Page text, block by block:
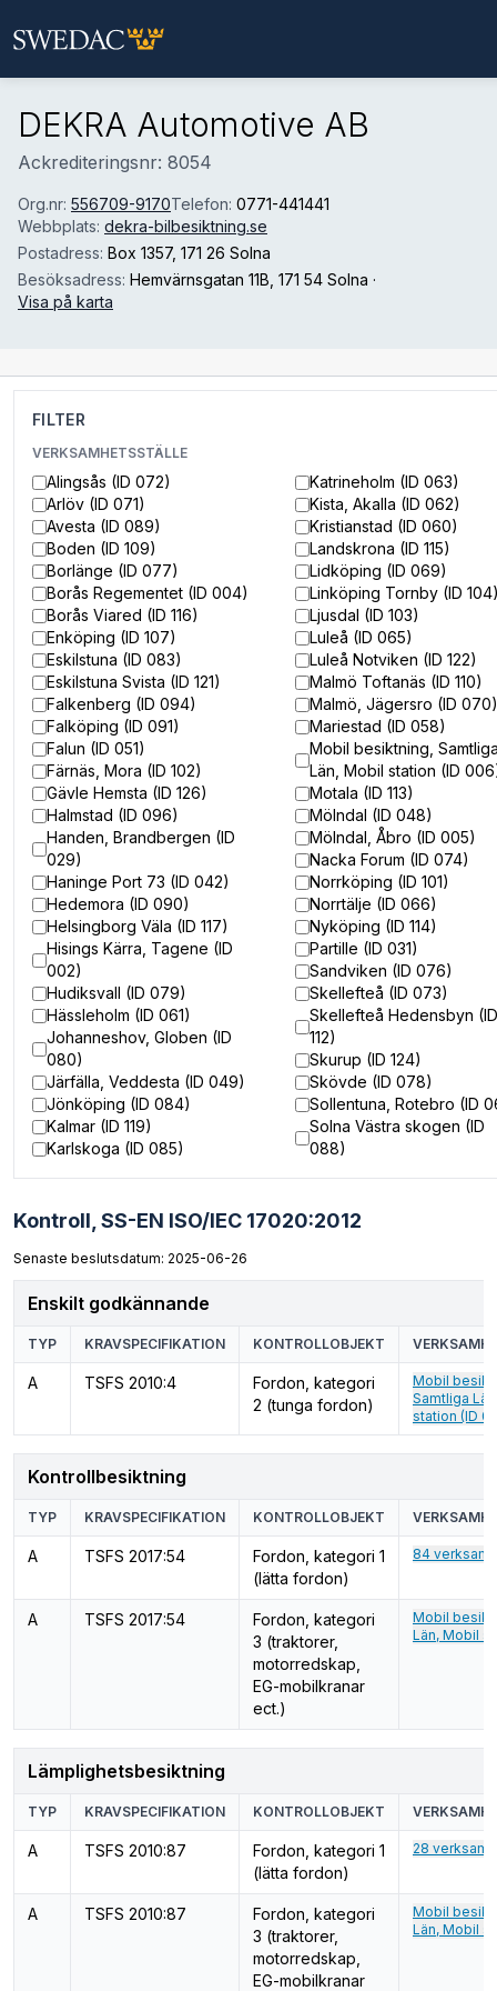
DEKRA Automotive AB
Ackrediteringsnr: 8054
Org.nr: 556709-9170Telefon: 0771-441441
Webbplats: dekra-bilbesiktning.se
Postadress: Box 1357, 171 26 Solna
Besöksadress: Hemvärnsgatan 11B , 171 54 Solna ·
Visa på karta
FILTER
VERKSAMHETSSTÄLLE
Alingsås (ID 072)
Arlöv (ID 071)
Avesta (ID 089)
Boden (ID 109)
Borlänge (ID 077)
Borås Regementet (ID 004)
Borås Viared (ID 116)
Enköping (ID 107)
Eskilstuna (ID 083)
Eskilstuna Svista (ID 121)
Falkenberg (ID 094)
Falköping (ID 091)
Falun (ID 051)
Färnäs, Mora (ID 102)
Gävle Hemsta (ID 126)
Halmstad (ID 096)
Handen, Brandbergen (ID
029)
Haninge Port 73 (ID 042)
Hedemora (ID 090)
Helsingborg Väla (ID 117)
Hisings Kärra, Tagene (ID
002)
Hudiksvall (ID 079)
Hässleholm (ID 061)
Johanneshov, Globen (ID
080)
Järfälla, Veddesta (ID 049)
Jönköping (ID 084)
Kalmar (ID 119)
Karlskoga (ID 085)
Katrineholm (ID 063)
Kista, Akalla (ID 062)
Kristianstad (ID 060)
Landskrona (ID 115)
Lidköping (ID 069)
Linköping Tornby (ID
Ljusdal (ID 103)
Luleå (ID 065)
Luleå Notviken (ID 122)
Malmö Toftanäs (ID 110)
Malmö, Jägersro (ID
Mariestad (ID 058)
Mobil besiktning,
Län, Mobil station (ID
Motala (ID 113)
Mölndal (ID 048)
Mölndal, Åbro (ID 005)
Nacka Forum (ID 074)
Norrköping (ID 101)
Norrtälje (ID 066)
Nyköping (ID 114)
Partille (ID 031)
Sandviken (ID 076)
Skellefteå (ID 073)
Skellefteå Hedensbyn
112)
Skurup (ID 124)
Skövde (ID 078)
Sollentuna, Rotebro (ID
Solna Västra skogen (ID
088)
Kontroll, SS-EN ISO/IEC 17020:2012
Senaste beslutsdatum: 2025-06-26
Enskilt godkännande
TYP KRAVSPECIFIKATION KONTROLLOBJEKT
A TSFS 2010:4
Fordon, kategori
2 (tunga fordon)
Mobil
Samtliga
station (ID
Kontrollbesiktning
TYP KRAVSPECIFIKATION KONTROLLOBJEKT
A TSFS 2017:54
Fordon, kategori 1
(lätta fordon)
84
A TSFS 2017:54
Fordon, kategori
3 (traktorer,
motorredskap,
EG-mobilkranar
ect.)
Mobil
Län, Mobil
Lämplighetsbesiktning
TYP KRAVSPECIFIKATION KONTROLLOBJEKT
A TSFS 2010:87
Fordon, kategori 1
(lätta fordon)
28
A TSFS 2010:87
Fordon, kategori
3 (traktorer,
motorredskap,
EG-mobilkranar
Mobil
Län, Mobil